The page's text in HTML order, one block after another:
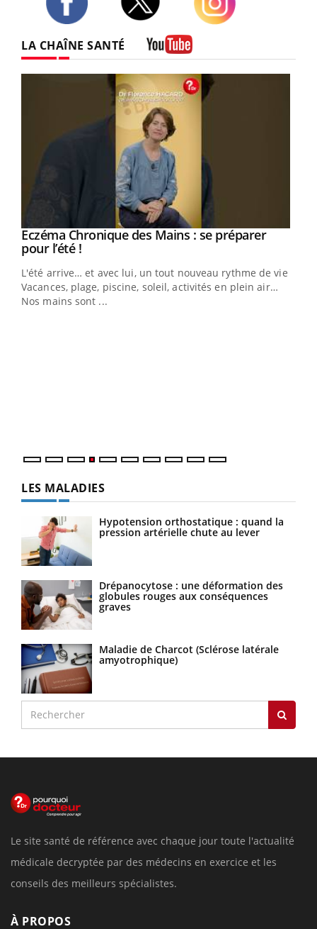
LA CHAÎNE SANTÉ
Youtube
Eczéma Chronique des Mains : se préparer
pour l’été !Youtube
L'été arrive… et avec lui, un tout nouveau rythme de vie !
Vacances, plage, piscine, soleil, activités en plein air…
Nos mains sont ...
LES MALADIES
Hypotension orthostatique : quand la
pression artérielle chute au lever
Drépanocytose : une déformation des
globules rouges aux conséquences
graves
Maladie de Charcot (Sclérose latérale
amyotrophique)
Le site santé de référence avec chaque jour toute l'actualité
médicale decryptée par des médecins en exercice et les
conseils des meilleurs spécialistes.
À PROPOS